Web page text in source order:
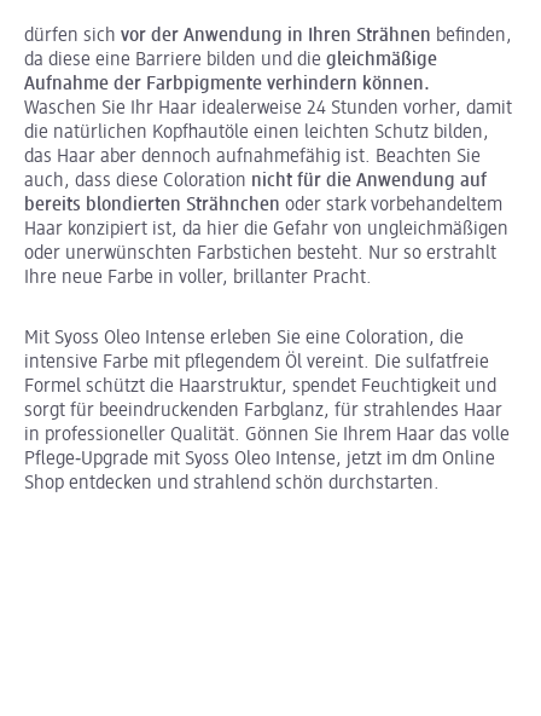
dürfen sich vor der Anwendung in Ihren Strähnen befinden,
da diese eine Barriere bilden und die gleichmäßige
Aufnahme der Farbpigmente verhindern können.
Waschen Sie Ihr Haar idealerweise 24 Stunden vorher, damit
die natürlichen Kopfhautöle einen leichten Schutz bilden,
das Haar aber dennoch aufnahmefähig ist. Beachten Sie
auch, dass diese Coloration nicht für die Anwendung auf
bereits blondierten Strähnchen oder stark vorbehandeltem
Haar konzipiert ist, da hier die Gefahr von ungleichmäßigen
oder unerwünschten Farbstichen besteht. Nur so erstrahlt
Ihre neue Farbe in voller, brillanter Pracht.
Mit Syoss Oleo Intense erleben Sie eine Coloration, die
intensive Farbe mit pflegendem Öl vereint. Die sulfatfreie
Formel schützt die Haarstruktur, spendet Feuchtigkeit und
sorgt für beeindruckenden Farbglanz, für strahlendes Haar
in professioneller Qualität. Gönnen Sie Ihrem Haar das volle
Pflege‑Upgrade mit Syoss Oleo Intense, jetzt im dm Online
Shop entdecken und strahlend schön durchstarten.